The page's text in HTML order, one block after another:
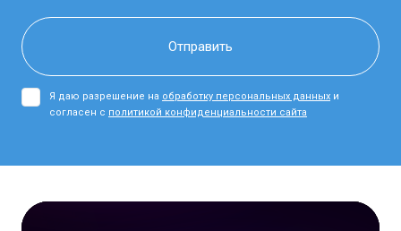
Я даю разрешение на обработку персональных данных и
согласен с политикой конфиденциальности сайта